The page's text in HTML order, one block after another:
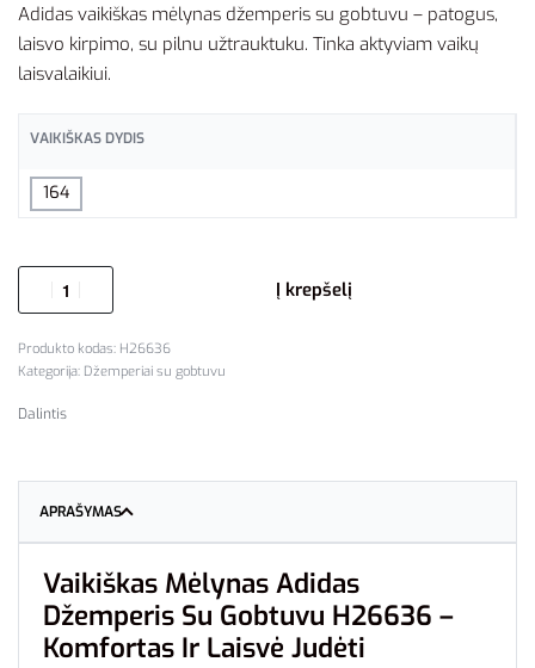
Adidas vaikiškas mėlynas džemperis su gobtuvu – patogus,
laisvo kirpimo, su pilnu užtrauktuku. Tinka aktyviam vaikų
laisvalaikiui.
VAIKIŠKAS DYDIS
164
Į krepšelį
H26636
Kategorija: Džemperiai su gobtuvu
Dalintis
APRAŠYMAS
Vaikiškas Mėlynas Adidas
Džemperis Su Gobtuvu H26636 –
Komfortas Ir Laisvė Judėti